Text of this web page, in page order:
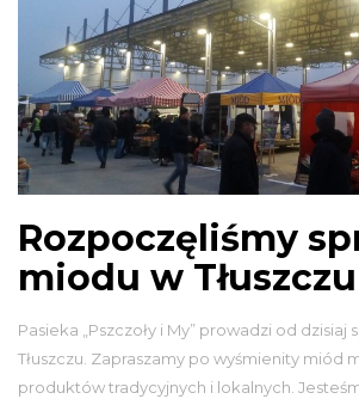
Rozpoczęliśmy
miodu w Tłuszczu
Pasieka „Pszczoły i My” prowadzi od
Tłuszczu. Zapraszamy po wyśmienity miód
produktów tradycyjnych i lokalnych.